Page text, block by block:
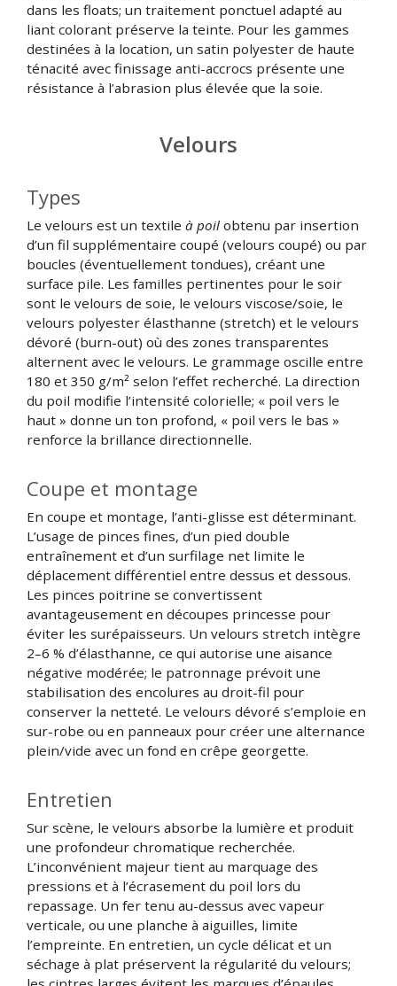
dans les floats; un traitement ponctuel adapté au
liant colorant préserve la teinte. Pour les gammes
destinées à la location, un satin polyester de haute
ténacité avec finissage anti-accrocs présente une
résistance à l’abrasion plus élevée que la soie.
Velours
Types
Le velours est un textile à poil obtenu par insertion
d’un fil supplémentaire coupé (velours coupé) ou par
boucles (éventuellement tondues), créant une
surface pile. Les familles pertinentes pour le soir
sont le velours de soie, le velours viscose/soie, le
velours polyester élasthanne (stretch) et le velours
dévoré (burn-out) où des zones transparentes
alternent avec le velours. Le grammage oscille entre
180 et 350 g/m² selon l’effet recherché. La direction
du poil modifie l’intensité colorielle; « poil vers le
haut » donne un ton profond, « poil vers le bas »
renforce la brillance directionnelle.
Coupe et montage
En coupe et montage, l’anti-glisse est déterminant.
L’usage de pinces fines, d’un pied double
entraînement et d’un surfilage net limite le
déplacement différentiel entre dessus et dessous.
Les pinces poitrine se convertissent
avantageusement en découpes princesse pour
éviter les surépaisseurs. Un velours stretch intègre
2–6 % d’élasthanne, ce qui autorise une aisance
négative modérée; le patronnage prévoit une
stabilisation des encolures au droit-fil pour
conserver la netteté. Le velours dévoré s’emploie en
sur-robe ou en panneaux pour créer une alternance
plein/vide avec un fond en crêpe georgette.
Entretien
Sur scène, le velours absorbe la lumière et produit
une profondeur chromatique recherchée.
L’inconvénient majeur tient au marquage des
pressions et à l’écrasement du poil lors du
repassage. Un fer tenu au-dessus avec vapeur
verticale, ou une planche à aiguilles, limite
l’empreinte. En entretien, un cycle délicat et un
séchage à plat préservent la régularité du velours;